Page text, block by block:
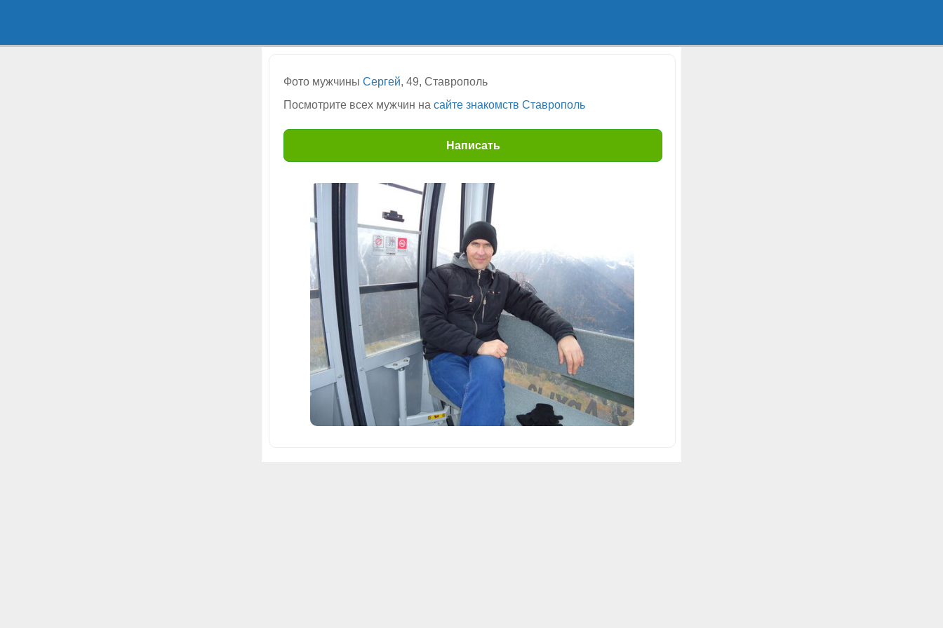
Фото мужчины Сергей, 49, Ставрополь
Посмотрите всех мужчин на сайте знакомств Ставрополь
Написать